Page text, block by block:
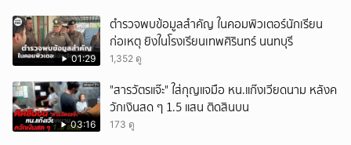
01:29
ตำรวจพบข้อมูลสำคัญ ในคอมพิวเตอร์นักเรียน
ก่อเหตุ ยิงในโรงเรียนเทพศิรินทร์ นนทบุรี
1,352 ดู
03:16
"สารวัตรแจ๊ะ" ใส่กุญแจมือ หน.แก๊งเวียดนาม หลังค
วักเงินสด ๆ 1.5 แสน ติดสินบน
173 ดู